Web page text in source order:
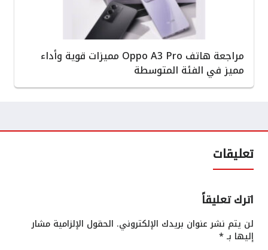
مراجعة هاتف Oppo A3 Pro مميزات قوية وأداء
مميز في الفئة المتوسطة
تعليقات
اترك تعليقاً
لن يتم نشر عنوان بريدك الإلكتروني. الحقول الإلزامية مشار
إليها بـ*